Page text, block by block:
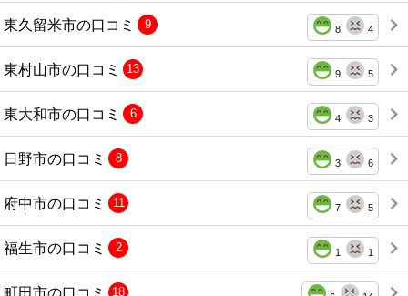
東久留米市の口コミ 8 4
9
東村山市の口コミ 9 5
13
東大和市の口コミ 4 3
6
日野市の口コミ 3 6
8
府中市の口コミ 7 5
11
福生市の口コミ 1 1
2
18